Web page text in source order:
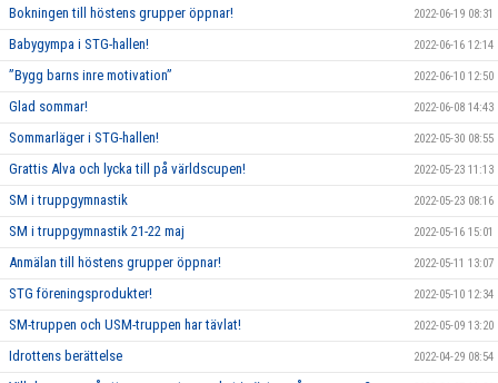
Bokningen till höstens grupper öppnar! 2022-06-19 08:31
Babygympa i STG-hallen! 2022-06-16 12:14
”Bygg barns inre motivation” 2022-06-10 12:50
Glad sommar! 2022-06-08 14:43
Sommarläger i STG-hallen! 2022-05-30 08:55
Grattis Alva och lycka till på världscupen! 2022-05-23 11:13
SM i truppgymnastik 2022-05-23 08:16
SM i truppgymnastik 21-22 maj 2022-05-16 15:01
Anmälan till höstens grupper öppnar! 2022-05-11 13:07
STG föreningsprodukter! 2022-05-10 12:34
SM-truppen och USM-truppen har tävlat! 2022-05-09 13:20
Idrottens berättelse 2022-04-29 08:54